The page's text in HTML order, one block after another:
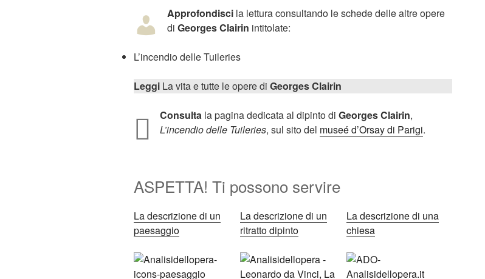
Approfondisci la lettura consultando le schede delle altre opere
di Georges Clairin intitolate:
L’incendio delle Tuileries
Leggi La vita e tutte le opere di Georges Clairin
Consulta la pagina dedicata al dipinto di Georges Clairin,
L’incendio delle Tuileries, sul sito del museé d’Orsay di Parigi.
ASPETTA! Ti possono servire
La descrizione di un
paesaggio
La descrizione di un
ritratto dipinto
La descrizione di una
chiesa